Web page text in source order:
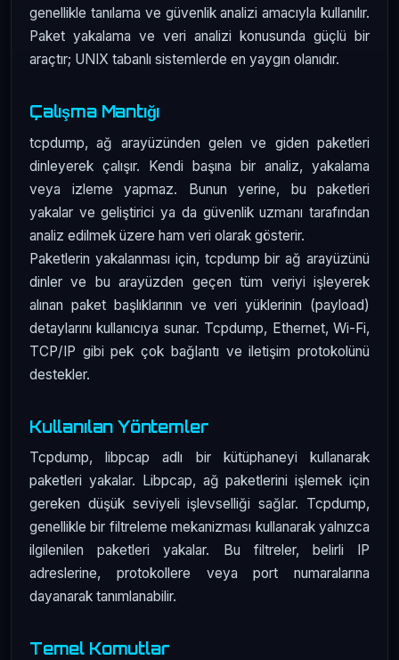
genellikle tanılama ve güvenlik analizi amacıyla kullanılır.
Paket yakalama ve veri analizi konusunda güçlü bir
araçtır; UNIX tabanlı sistemlerde en yaygın olanıdır.
Çalışma Mantığı
tcpdump, ağ arayüzünden gelen ve giden paketleri
dinleyerek çalışır. Kendi başına bir analiz, yakalama
veya izleme yapmaz. Bunun yerine, bu paketleri
yakalar ve geliştirici ya da güvenlik uzmanı tarafından
analiz edilmek üzere ham veri olarak gösterir.
Paketlerin yakalanması için, tcpdump bir ağ arayüzünü
dinler ve bu arayüzden geçen tüm veriyi işleyerek
alınan paket başlıklarının ve veri yüklerinin (payload)
detaylarını kullanıcıya sunar. Tcpdump, Ethernet, Wi-Fi,
TCP/IP gibi pek çok bağlantı ve iletişim protokolünü
destekler.
Kullanılan Yöntemler
Tcpdump, libpcap adlı bir kütüphaneyi kullanarak
paketleri yakalar. Libpcap, ağ paketlerini işlemek için
gereken düşük seviyeli işlevselliği sağlar. Tcpdump,
genellikle bir filtreleme mekanizması kullanarak yalnızca
ilgilenilen paketleri yakalar. Bu filtreler, belirli IP
adreslerine, protokollere veya port numaralarına
dayanarak tanımlanabilir.
Temel Komutlar